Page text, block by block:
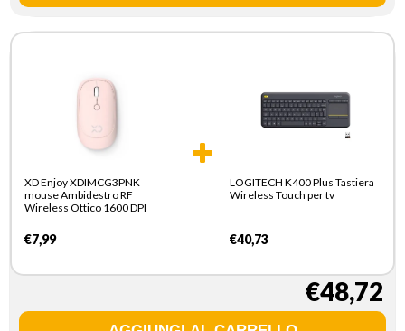
XD Enjoy XDIMCG3PNK
mouse Ambidestro RF
Wireless Ottico 1600 DPI
€7,99
LOGITECH K400 Plus Tastiera
Wireless Touch per tv
€40,73
€48,72